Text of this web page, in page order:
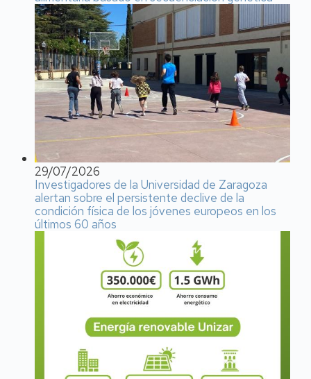
29/07/2026
Investigadores de la Universidad de Zaragoza
alertan sobre el persistente declive de la
condición física de los jóvenes europeos en los
últimos 60 años